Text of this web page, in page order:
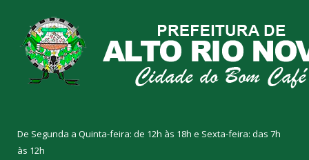
De Segunda a Quinta-feira: de 12h às 18h e Sexta-feira: das 7h
às 12h